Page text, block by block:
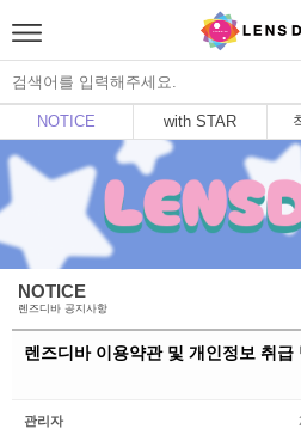
NOTICE with STAR
NOTICE
렌즈디바 공지사항
렌즈디바 이용약관 및 개인정보 취급
관리자